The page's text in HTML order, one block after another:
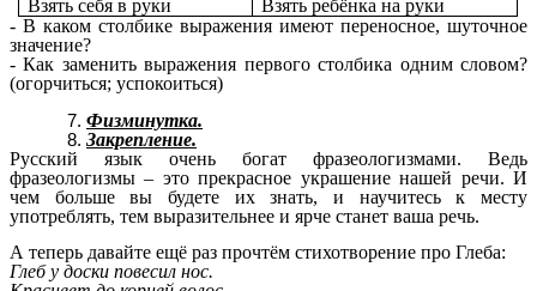
Взять себя в руки
Взять ребёнка на руки
- В каком столбике выражения имеют переносное, шуточное
значение?
- Как заменить выражения первого столбика одним словом?
(огорчиться; успокоиться)
Физминутка.
Закрепление.
Русский язык очень богат фразеологизмами. Ведь
фразеологизмы – это прекрасное украшение нашей речи. И
чем больше вы будете их знать, и научитесь к месту
употреблять, тем выразительнее и ярче станет ваша речь.
А теперь давайте ещё раз прочтём стихотворение про Глеба:
Глеб у доски повесил нос.